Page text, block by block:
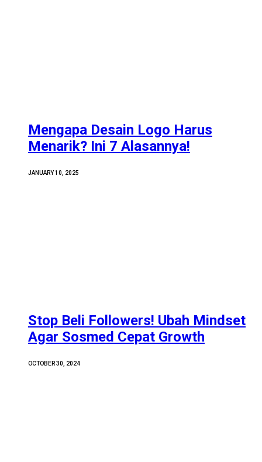
Mengapa Desain Logo Harus
Menarik? Ini 7 Alasannya!
JANUARY 10, 2025
Stop Beli Followers! Ubah Mindset
Agar Sosmed Cepat Growth
OCTOBER 30, 2024